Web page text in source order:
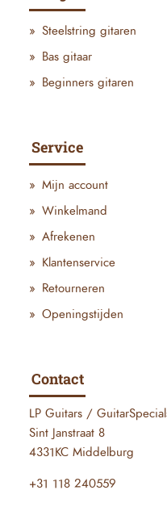
Steelstring gitaren
Bas gitaar
Beginners gitaren
Service
Mijn account
Winkelmand
Afrekenen
Klantenservice
Retourneren
Openingstijden
Contact
LP Guitars /
Sint Janstraat 8
4331KC Middelburg
+31 118 240559